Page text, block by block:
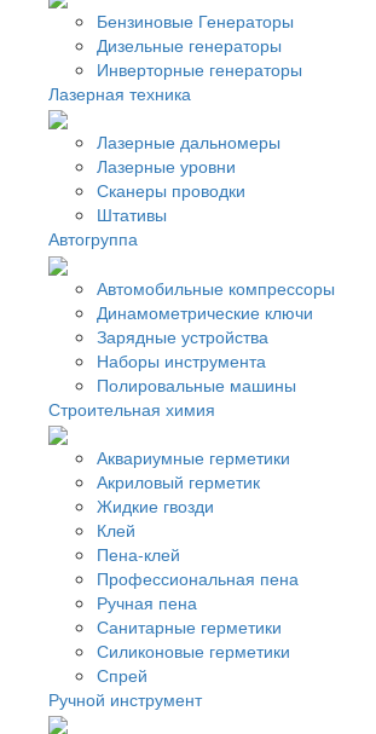
Бензиновые Генераторы
Дизельные генераторы
Инверторные генераторы
Лазерная техника
Лазерные дальномеры
Лазерные уровни
Сканеры проводки
Штативы
Автогруппа
Автомобильные компрессоры
Динамометрические ключи
Зарядные устройства
Наборы инструмента
Полировальные машины
Строительная химия
Аквариумные герметики
Акриловый герметик
Жидкие гвозди
Клей
Пена-клей
Профессиональная пена
Ручная пена
Санитарные герметики
Силиконовые герметики
Спрей
Ручной инструмент